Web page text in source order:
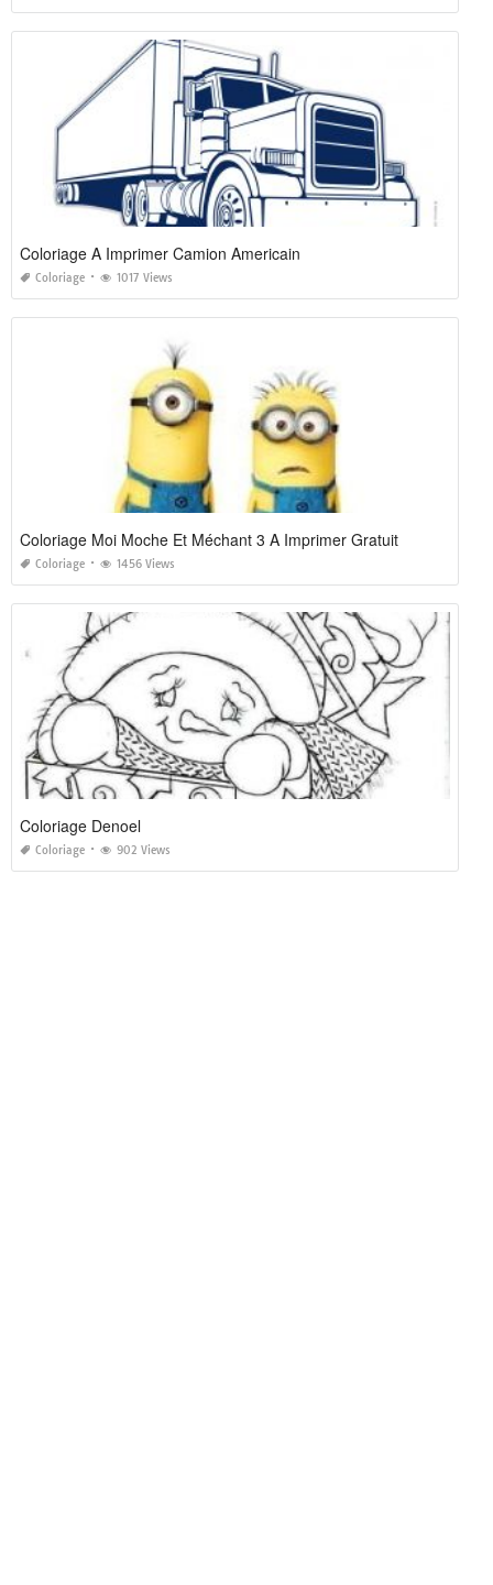
Coloriage A Imprimer Camion Americain
Coloriage 1017 Views
Coloriage Moi Moche Et Méchant 3 A Imprimer Gratuit
Coloriage 1456 Views
Coloriage Denoel
Coloriage 902 Views